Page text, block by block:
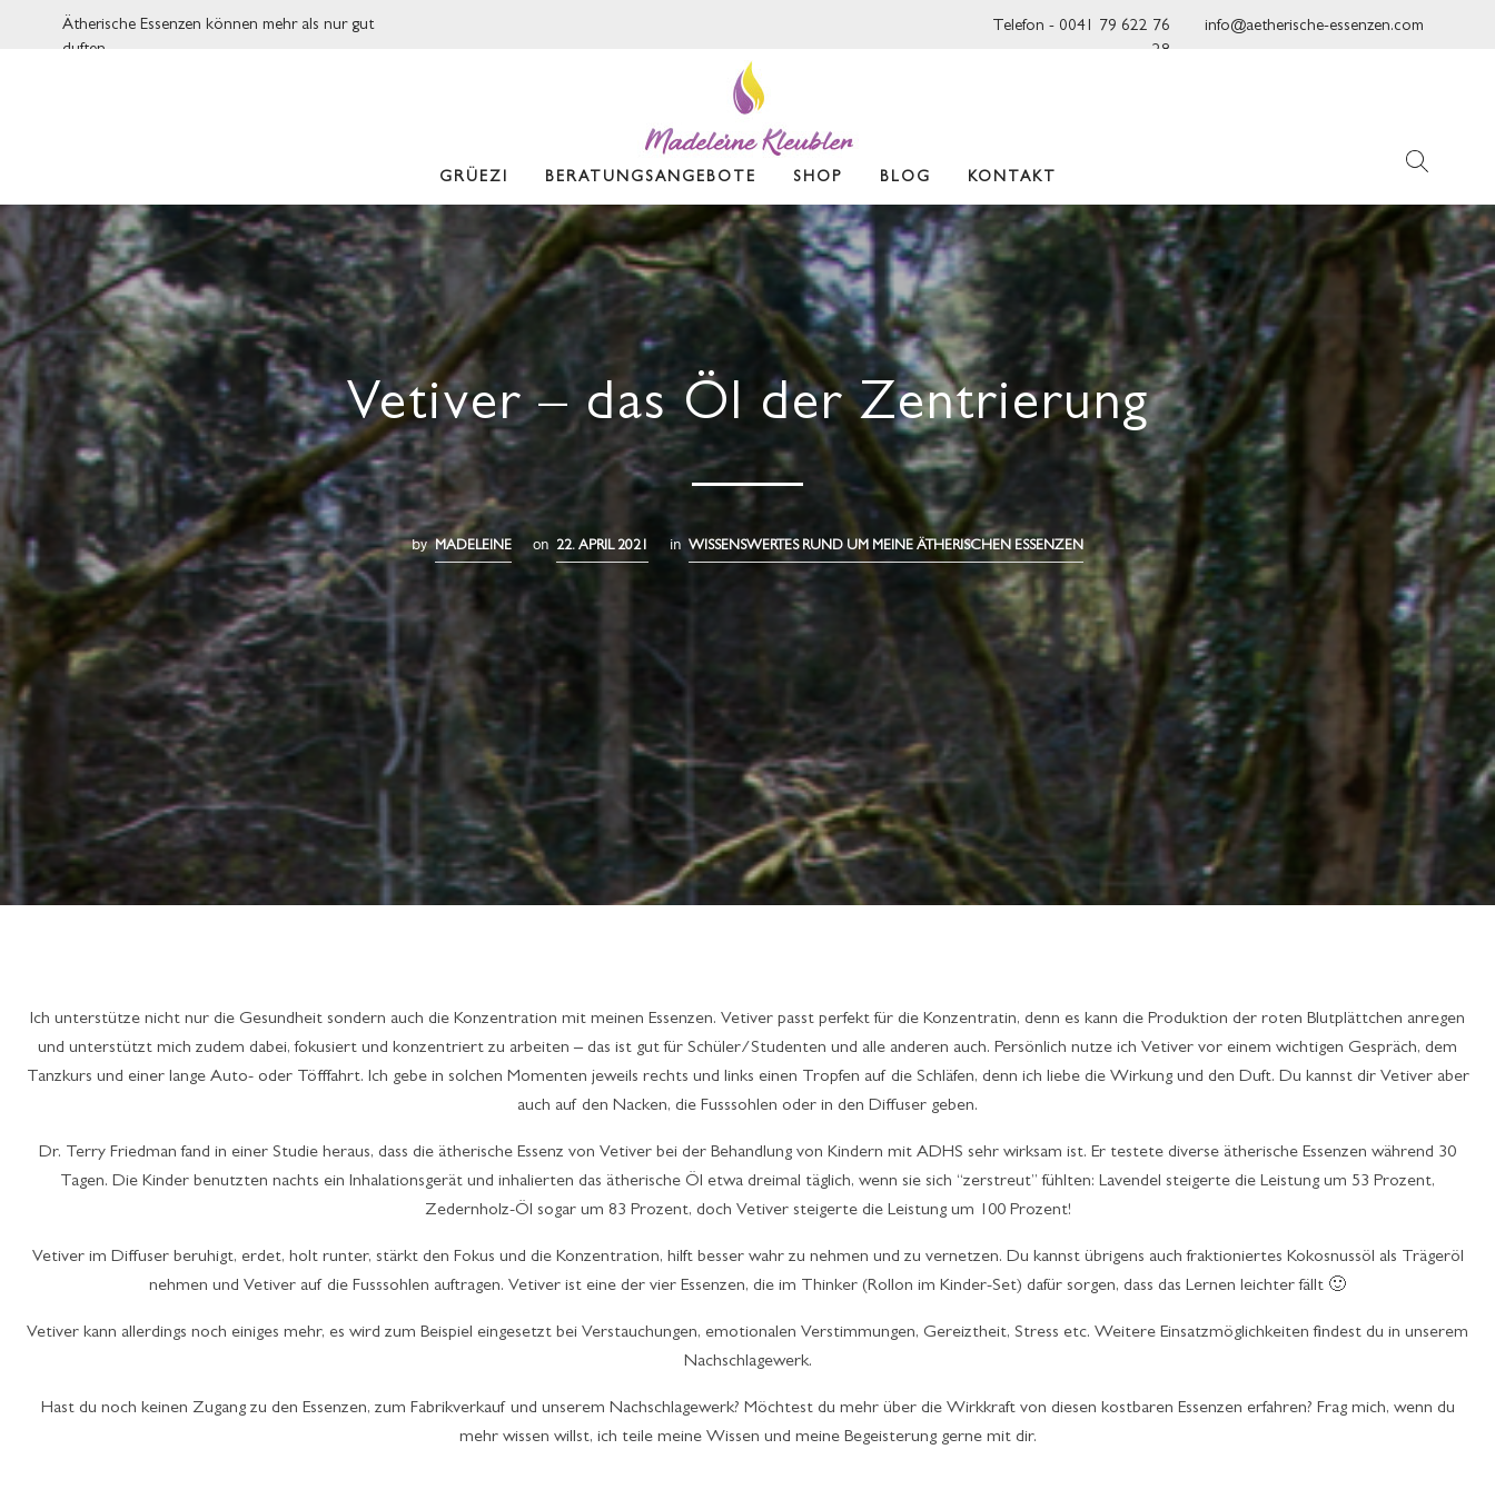
Ätherische Essenzen können mehr als nur gut
duften.
info@aetherische-essenzen.com
Telefon - 0041 79 622 76
28
GRÜEZI BERATUNGSANGEBOTE SHOP BLOG KONTAKT
Vetiver – das Öl der Zentrierung
by MADELEINE on 22. APRIL 2021 in WISSENSWERTES RUND UM MEINE ÄTHERISCHEN ESSENZEN
Ich unterstütze nicht nur die Gesundheit sondern auch die Konzentration mit meinen Essenzen. Vetiver passt perfekt für die Konzentratin, denn es kann die Produktion der roten Blutplättchen anregen
und unterstützt mich zudem dabei, fokusiert und konzentriert zu arbeiten – das ist gut für Schüler/Studenten und alle anderen auch. Persönlich nutze ich Vetiver vor einem wichtigen Gespräch, dem
Tanzkurs und einer lange Auto- oder Töfffahrt. Ich gebe in solchen Momenten jeweils rechts und links einen Tropfen auf die Schläfen, denn ich liebe die Wirkung und den Duft. Du kannst dir Vetiver aber
auch auf den Nacken, die Fusssohlen oder in den Diffuser geben.
Dr. Terry Friedman fand in einer Studie heraus, dass die ätherische Essenz von Vetiver bei der Behandlung von Kindern mit ADHS sehr wirksam ist. Er testete diverse ätherische Essenzen während 30
Tagen. Die Kinder benutzten nachts ein Inhalationsgerät und inhalierten das ätherische Öl etwa dreimal täglich, wenn sie sich “zerstreut” fühlten: Lavendel steigerte die Leistung um 53 Prozent,
Zedernholz-Öl sogar um 83 Prozent, doch Vetiver steigerte die Leistung um 100 Prozent!
Vetiver im Diffuser beruhigt, erdet, holt runter, stärkt den Fokus und die Konzentration, hilft besser wahr zu nehmen und zu vernetzen. Du kannst übrigens auch fraktioniertes Kokosnussöl als Trägeröl
nehmen und Vetiver auf die Fusssohlen auftragen. Vetiver ist eine der vier Essenzen, die im Thinker (Rollon im Kinder-Set) dafür sorgen, dass das Lernen leichter fällt 🙂
Vetiver kann allerdings noch einiges mehr, es wird zum Beispiel eingesetzt bei Verstauchungen, emotionalen Verstimmungen, Gereiztheit, Stress etc. Weitere Einsatzmöglichkeiten findest du in unserem
Nachschlagewerk.
Hast du noch keinen Zugang zu den Essenzen, zum Fabrikverkauf und unserem Nachschlagewerk? Möchtest du mehr über die Wirkkraft von diesen kostbaren Essenzen erfahren? Frag mich, wenn du
mehr wissen willst, ich teile meine Wissen und meine Begeisterung gerne mit dir.